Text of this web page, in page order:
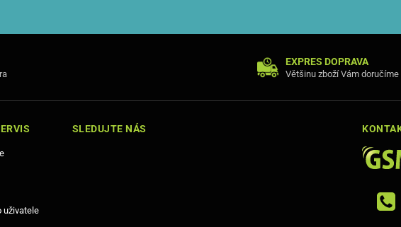
EXPRES DOPRAVA
Většinu zboží Vám doručíme
uživatele
SLEDUJTE NÁS